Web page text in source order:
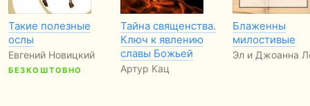
Такие полезные
ослы
Евгений Новицкий
БЕЗКОШТОВНО
Тайна священства.
Ключ к явлению
славы Божьей
Артур Кац
Блаженны
милостивые
Эл и Джоанна